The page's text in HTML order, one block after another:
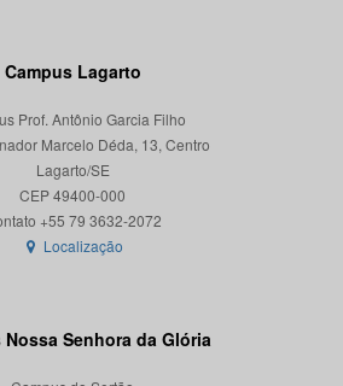
Campus Lagarto
Prof. Antônio Garcia Filho
Marcelo Déda, 13, Centro
Lagarto/SE
CEP 49400-000
Localização
Nossa Senhora da Glória